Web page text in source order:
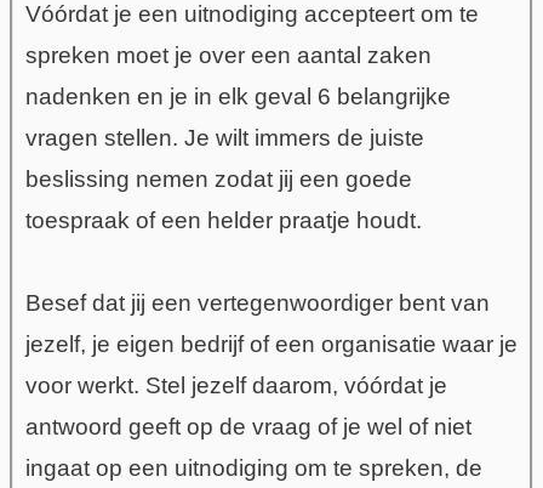
Vóórdat je een uitnodiging accepteert om te
spreken moet je over een aantal zaken
nadenken en je in elk geval 6 belangrijke
vragen stellen. Je wilt immers de juiste
beslissing nemen zodat jij een goede
toespraak of een helder praatje houdt.
Besef dat jij een vertegenwoordiger bent van
jezelf, je eigen bedrijf of een organisatie waar je
voor werkt. Stel jezelf daarom, vóórdat je
antwoord geeft op de vraag of je wel of niet
ingaat op een uitnodiging om te spreken, de